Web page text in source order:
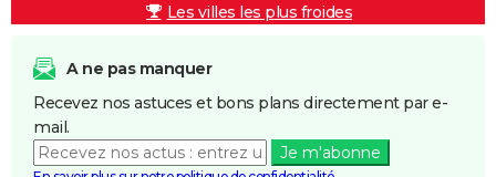
Les villes les plus froides
A ne pas manquer
Recevez nos astuces et bons plans directement par e-
mail.
Je m'abonne